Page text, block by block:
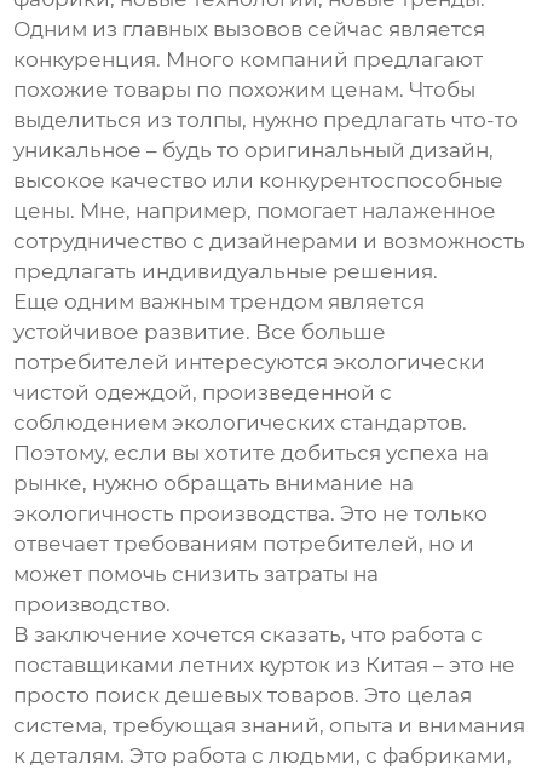
Одним из главных вызовов сейчас является
конкуренция. Много компаний предлагают
похожие товары по похожим ценам. Чтобы
выделиться из толпы, нужно предлагать что-то
уникальное – будь то оригинальный дизайн,
высокое качество или конкурентоспособные
цены. Мне, например, помогает налаженное
сотрудничество с дизайнерами и возможность
предлагать индивидуальные решения.
Еще одним важным трендом является
устойчивое развитие. Все больше
потребителей интересуются экологически
чистой одеждой, произведенной с
соблюдением экологических стандартов.
Поэтому, если вы хотите добиться успеха на
рынке, нужно обращать внимание на
экологичность производства. Это не только
отвечает требованиям потребителей, но и
может помочь снизить затраты на
производство.
В заключение хочется сказать, что работа с
поставщиками летних курток из Китая – это не
просто поиск дешевых товаров. Это целая
система, требующая знаний, опыта и внимания
к деталям. Это работа с людьми, с фабриками,